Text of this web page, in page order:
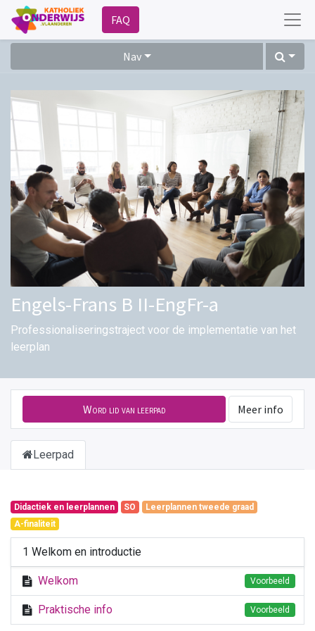
FAQ
Nav
Engels-Frans B II-EngFr-a
Professionaliseringstraject voor de implementatie van het
leerplan
Word lid van leerpad Meer info
Leerpad
Didactiek en leerplannen SO
Leerplannen tweede graad
A-finaliteit
1 Welkom en introductie
Welkom Voorbeeld
Praktische info Voorbeeld